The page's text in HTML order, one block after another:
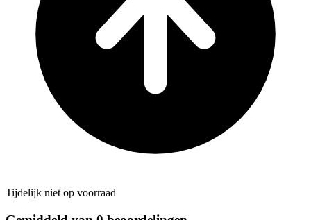
Tijdelijk niet op voorraad